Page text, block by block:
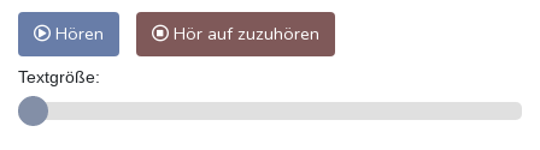
Hören Hör auf zuzuhören
Textgröße: